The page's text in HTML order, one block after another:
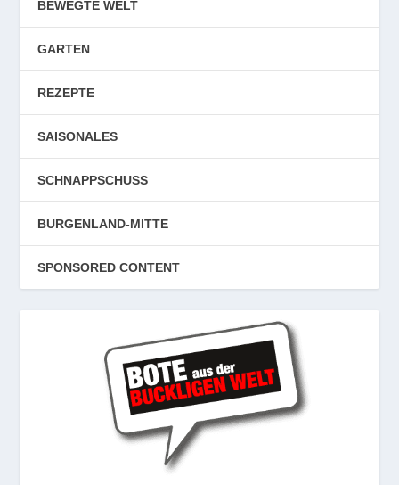
BEWEGTE WELT
GARTEN
REZEPTE
SAISONALES
SCHNAPPSCHUSS
BURGENLAND-MITTE
SPONSORED CONTENT